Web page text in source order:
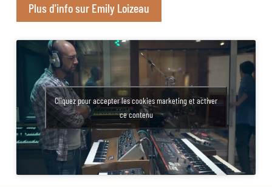
Plus d'info sur Emily Loizeau
Cliquez pour accepter les cookies marketing et activer
ce contenu